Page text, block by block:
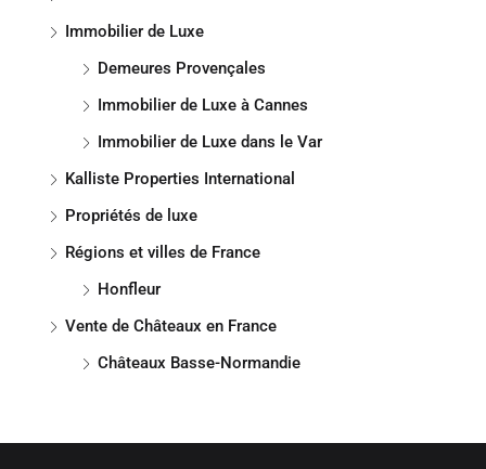
Immobilier de Luxe
Demeures Provençales
Immobilier de Luxe à Cannes
Immobilier de Luxe dans le Var
Kalliste Properties International
Propriétés de luxe
Régions et villes de France
Honfleur
Vente de Châteaux en France
Châteaux Basse-Normandie